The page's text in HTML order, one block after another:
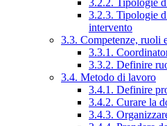
3.2.2. Tipologie
3.2.3. Tipologie
intervento
3.3. Competenze, ruoli
3.3.1.
3.3.2. Definire
3.4. Metodo di lavoro
3.4.1. Definire
3.4.2. Curare la
3.4.3.